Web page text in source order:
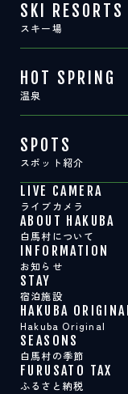
SKI RESORTS
スキー場
HOT SPRING
温泉
SPOTS
スポット紹介
LIVE CAMERA
ライブカメラ
ABOUT HAKUBA
白馬村について
INFORMATION
お知らせ
STAY
宿泊施設
HAKUBA
Hakuba Original
SEASONS
白馬村の季節
FURUSATO TAX
ふるさと納税